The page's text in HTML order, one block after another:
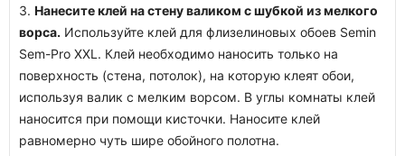
3. Нанесите клей на стену валиком с шубкой из мелкого
ворса. Используйте клей для флизелиновых обоев Semin
Sem-Pro XXL. Клей необходимо наносить только на
поверхность (стена, потолок), на которую клеят обои,
используя валик с мелким ворсом. В углы комнаты клей
наносится при помощи кисточки. Наносите клей
равномерно чуть шире обойного полотна.